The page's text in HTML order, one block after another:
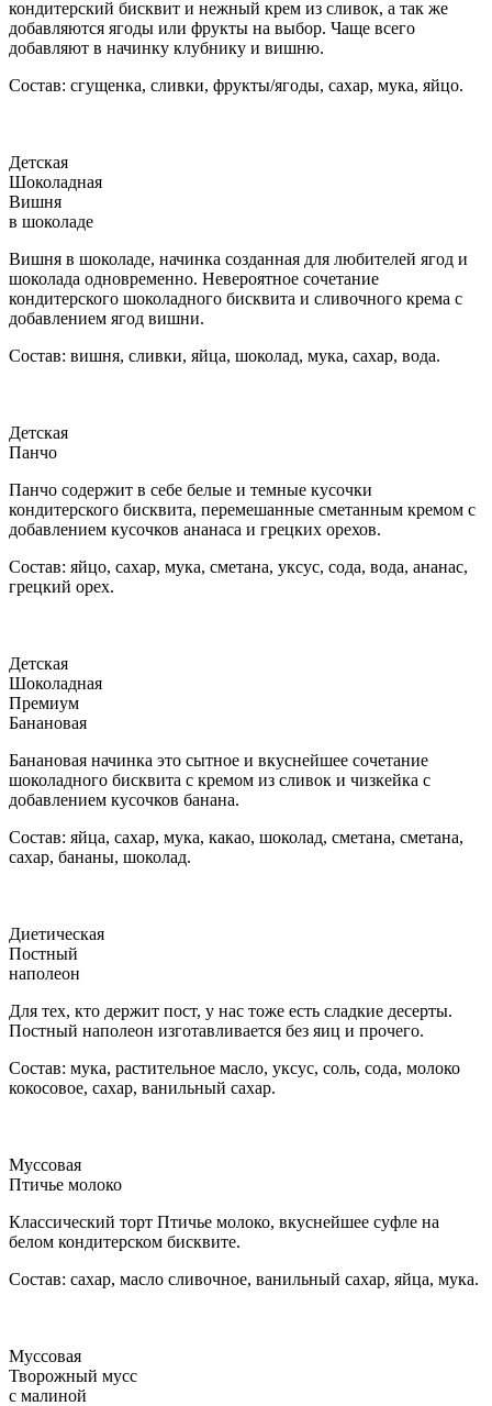
кондитерский бисквит и нежный крем из сливок, а так же
добавляются ягоды или фрукты на выбор. Чаще всего
добавляют в начинку клубнику и вишню.
Состав: сгущенка, сливки, фрукты/ягоды, сахар, мука, яйцо.
Детская
Шоколадная
Вишня
в шоколаде
Вишня в шоколаде, начинка созданная для любителей ягод и
шоколада одновременно. Невероятное сочетание
кондитерского шоколадного бисквита и сливочного крема с
добавлением ягод вишни.
Состав: вишня, сливки, яйца, шоколад, мука, сахар, вода.
Детская
Панчо
Панчо содержит в себе белые и темные кусочки
кондитерского бисквита, перемешанные сметанным кремом с
добавлением кусочков ананаса и грецких орехов.
Состав: яйцо, сахар, мука, сметана, уксус, сода, вода, ананас,
грецкий орех.
Детская
Шоколадная
Премиум
Банановая
Банановая начинка это сытное и вкуснейшее сочетание
шоколадного бисквита с кремом из сливок и чизкейка с
добавлением кусочков банана.
Состав: яйца, сахар, мука, какао, шоколад, сметана, сметана,
сахар, бананы, шоколад.
Диетическая
Постный
наполеон
Для тех, кто держит пост, у нас тоже есть сладкие десерты.
Постный наполеон изготавливается без яиц и прочего.
Состав: мука, растительное масло, уксус, соль, сода, молоко
кокосовое, сахар, ванильный сахар.
Муссовая
Птичье молоко
Классический торт Птичье молоко, вкуснейшее суфле на
белом кондитерском бисквите.
Состав: сахар, масло сливочное, ванильный сахар, яйца, мука.
Муссовая
Творожный мусс
с малиной